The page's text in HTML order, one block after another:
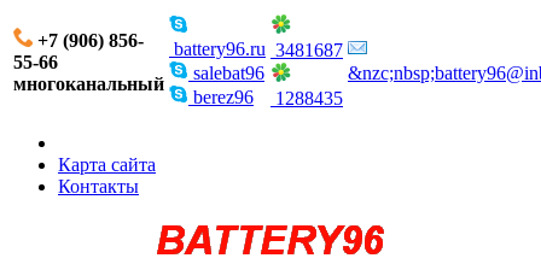
+7 (906) 856-
55-66
многоканальный
battery96.ru
salebat96
berez96
3481687
1288435
Карта сайта
Контакты